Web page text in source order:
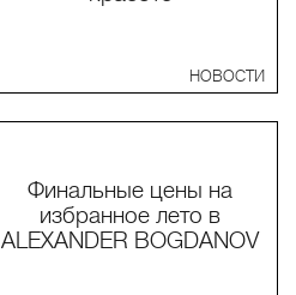
НОВОСТИ
Финальные цены на
избранное лето в
ALEXANDER BOGDANOV